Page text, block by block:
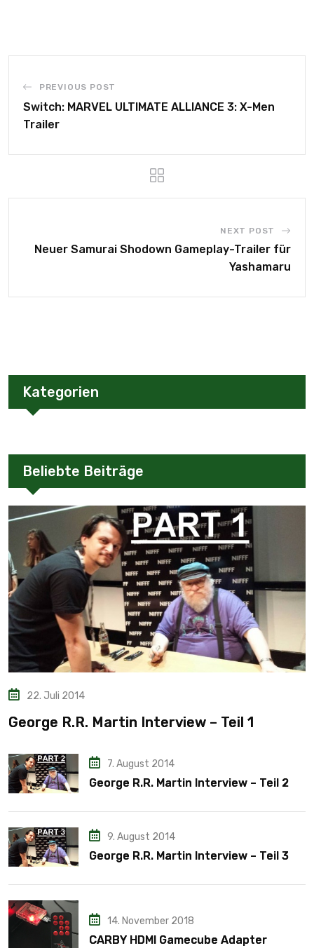
PREVIOUS POST
Switch: MARVEL ULTIMATE ALLIANCE 3: X-Men
Trailer
NEXT POST
Neuer Samurai Shodown Gameplay-Trailer für
Yashamaru
Kategorien
Beliebte Beiträge
22. Juli 2014
George R.R. Martin Interview – Teil 1
7. August 2014
George R.R. Martin Interview – Teil 2
9. August 2014
George R.R. Martin Interview – Teil 3
14. November 2018
CARBY HDMI Gamecube Adapter